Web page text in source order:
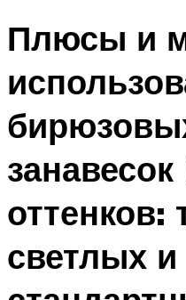
Плюсы и
оттенков:
светлых и